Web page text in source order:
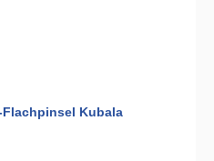
Flachpinsel Kubala